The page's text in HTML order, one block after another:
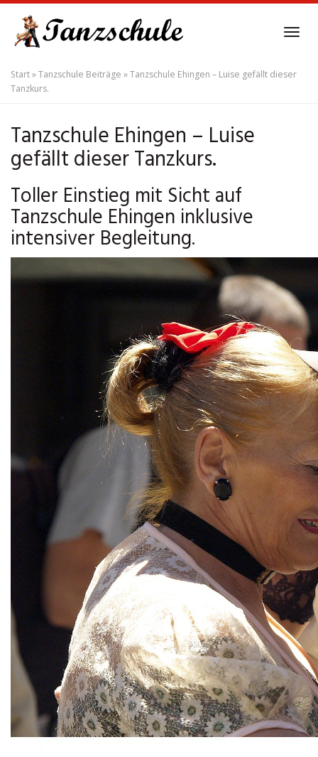
main
content
Start»Tanzschule Beiträge »Tanzschule Ehingen – Luise gefällt dieser
Tanzkurs.
Tanzschule Ehingen – Luise
gefällt dieser Tanzkurs.
Toller Einstieg mit Sicht auf
Tanzschule Ehingen inklusive
intensiver Begleitung.